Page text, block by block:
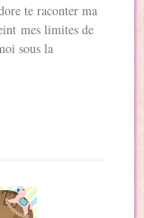
te raconter ma
mes limites de
sous la